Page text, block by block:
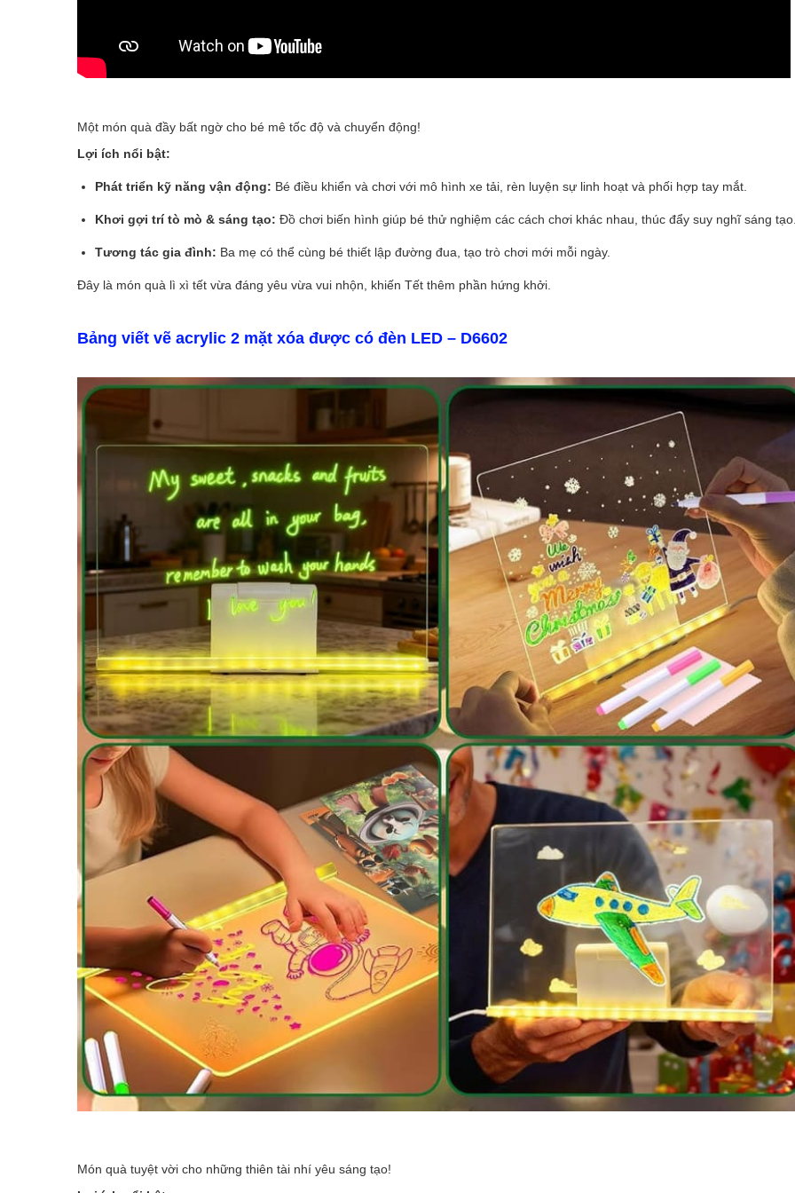
Một món quà đầy bất ngờ cho bé mê tốc độ và chuyển động!
Lợi ích nổi bật:
Phát triển kỹ năng vận động: Bé điều khiển và chơi với mô hình xe tải, rèn luyện sự linh hoạt và phối hợp tay mắt.
Khơi gợi trí tò mò & sáng tạo: Đồ chơi biến hình giúp bé thử nghiệm các cách chơi khác nhau, thúc đẩy suy nghĩ sáng
Tương tác gia đình: Ba mẹ có thể cùng bé thiết lập đường đua, tạo trò chơi mới mỗi ngày.
Đây là món quà lì xì tết vừa đáng yêu vừa vui nhộn, khiến Tết thêm phần hứng khởi.
Bảng viết vẽ acrylic 2 mặt xóa được có đèn LED – D6602
Món quà tuyệt vời cho những thiên tài nhí yêu sáng tạo!